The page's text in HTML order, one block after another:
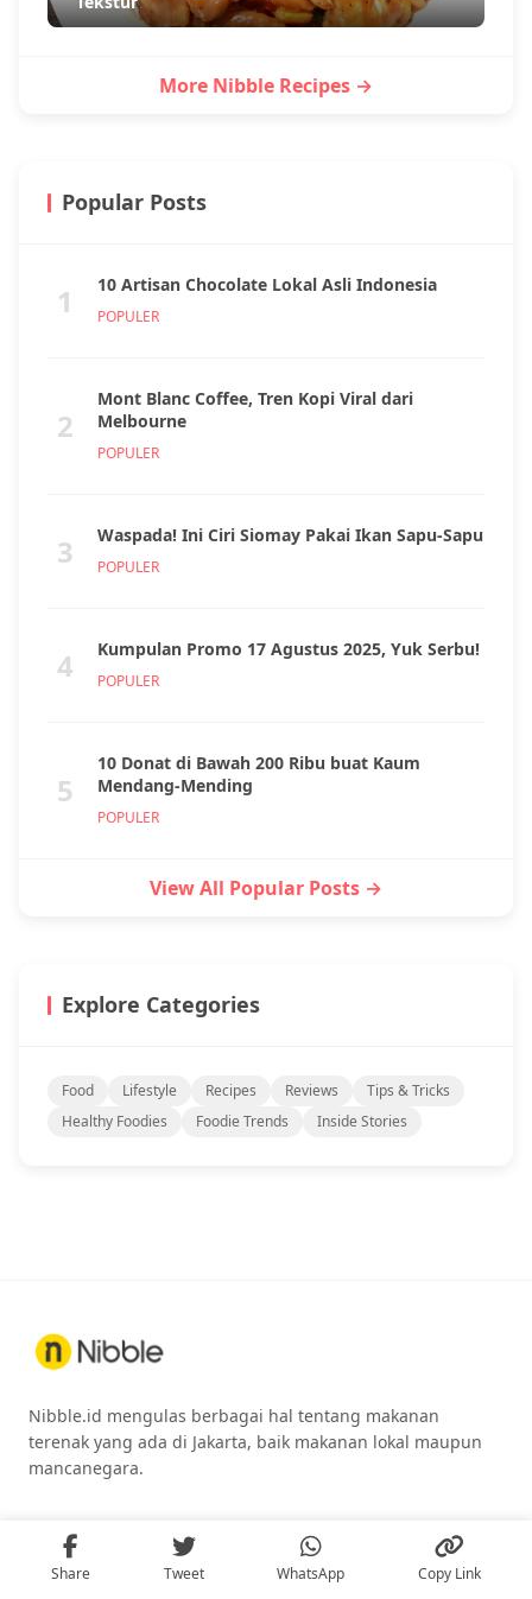
More Nibble Recipes →
Popular Posts
1 10 Artisan Chocolate Lokal Asli Indonesia
POPULER
2
Mont Blanc Coffee, Tren Kopi Viral dari
Melbourne
POPULER
3 Waspada! Ini Ciri Siomay Pakai Ikan Sapu-Sapu
POPULER
4 Kumpulan Promo 17 Agustus 2025, Yuk Serbu!
POPULER
5
10 Donat di Bawah 200 Ribu buat Kaum
Mendang-Mending
POPULER
View All Popular Posts →
Explore Categories
Food Lifestyle Recipes Reviews
Tips & Tricks
Healthy Foodies
Foodie Trends Inside Stories
Share Tweet WhatsApp Copy Link
Nibble.id mengulas berbagai hal tentang makanan
terenak yang ada di Jakarta, baik makanan lokal maupun
mancanegara.
Part of